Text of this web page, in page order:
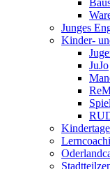
Junges
Kinder-
JuJo